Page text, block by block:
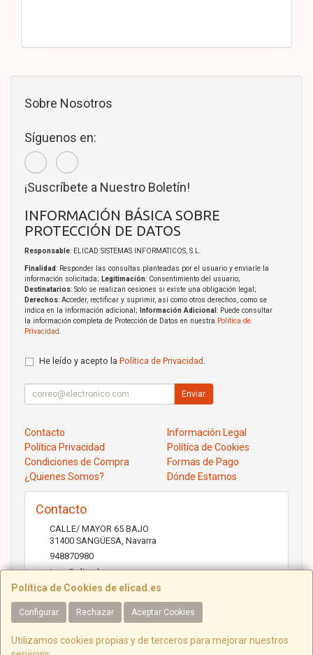
Política de Cookies de elicad.es
Configurar Rechazar Aceptar Cookies
Utilizamos cookies propias y de terceros para mejorar nuestros
Sobre Nosotros
Síguenos en:
¡Suscríbete a Nuestro Boletín!
INFORMACIÓN BÁSICA SOBRE
PROTECCIÓN DE DATOS
Responsable: ELICAD SISTEMAS INFORMATICOS, S.L.
Finalidad: Responder las consultas planteadas por el usuario y enviarle la
información solicitada; Legitimación: Consentimiento del usuario;
Destinatarios: Solo se realizan cesiones si existe una obligación legal;
Derechos: Acceder, rectificar y suprimir, así como otros derechos, como se
indica en la información adicional;
Información Adicional : Puede consultar
la información completa de Protección de Datos en nuestra Política de
Privacidad
He leído y acepto la Política de Privacidad
Enviar
Contacto
Información Legal
Política Privacidad
Política de Cookies
Condiciones de Compra
Formas de Pago
¿Quienes Somos?
Dónde Estamos
Contacto
CALLE/ MAYOR 65 BAJO
31400 SANGÜESA Navarra
948870980
jose@elicad.com
Horario
Lunes a Viernes 9:30 a 20:00 Sábados 10.00 a 14.00